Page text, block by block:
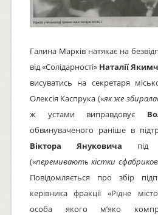
Галина Марків натякає на
від «Солідарності» Наталії
висуватись на секретаря
Олексія Каспрука («як же
ж устами виправдовує
обвинуваченого раніше в
Віктора Януковича під
(«перемивають кістки
Повідомляється про збір
керівника фракції «Рідне
особа якого м’яко